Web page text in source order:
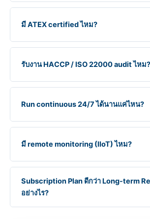
มี ATEX certified ไหม?
รับงาน HACCP / ISO 22000 audit ไหม?
Run continuous 24/7 ได้นานแค่ไหน?
มี remote monitoring (IIoT) ไหม?
Subscription Plan ดีกว่า Long-term
อย่างไร?